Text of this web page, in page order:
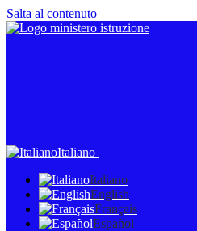
Salta al contenuto
Italiano
Italiano
English
Français
Español